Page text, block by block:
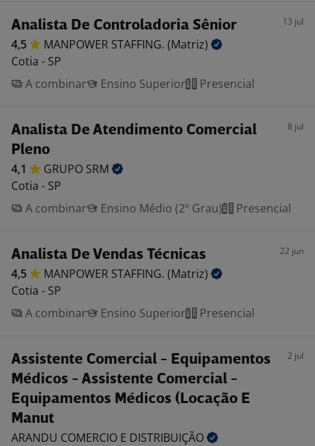
Analista De Controladoria Sênior 13 jul
4,5 MANPOWER STAFFING. (Matriz)
Cotia - SP
A combinar
Ensino Superior Presencial
Analista De Atendimento Comercial
Pleno
8 jul
4,1 GRUPO SRM
Cotia - SP
A combinar
Ensino Médio (2º Grau) Presencial
Analista De Vendas Técnicas 22 jun
4,5 MANPOWER STAFFING. (Matriz)
Cotia - SP
A combinar
Ensino Superior Presencial
Assistente Comercial - Equipamentos
Médicos - Assistente Comercial -
Equipamentos Médicos (Locação E
Manut
2 jul
ARANDU COMERCIO E DISTRIBUIÇÃO